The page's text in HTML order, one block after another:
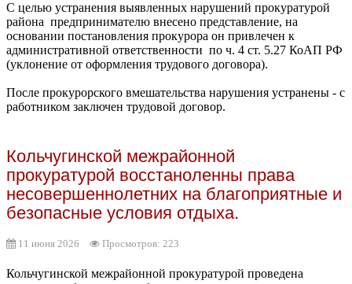
С целью устранения выявленных нарушений прокуратурой
района предпринимателю внесено представление, на
основании постановления прокурора он привлечен к
административной ответственности по ч. 4 ст. 5.27 КоАП РФ
(уклонение от оформления трудового договора).
После прокурорского вмешательства нарушения устранены - с
работником заключен трудовой договор.
Кольчугинской межрайонной
прокуратурой восстаноленны права
несовершеннолетних на благоприятные и
безопасные условия отдыха.
11 июня 2026 Просмотров: 223
Кольчугинской межрайонной прокуратурой проведена